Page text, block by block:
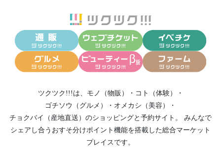
ツクツク!!!は、 モノ（物販） ・ コト（体験）
・
ゴチソウ（グルメ）
・ オメカシ（美容）
・
チョクバイ（産地直送） のショッピングと予約サイト。
みんなで
シェアし合う おすそ分けポイント機能を搭載した総合マーケット
プレイスです。